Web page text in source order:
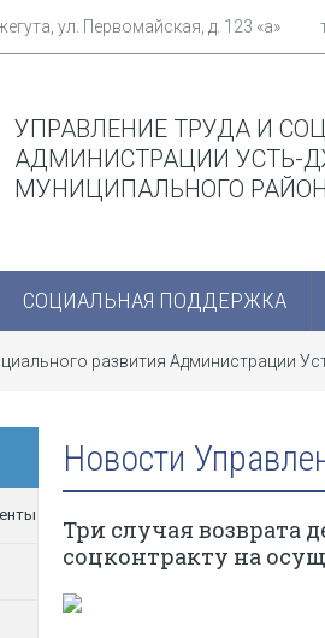
ул. Первомайская, д. 123 «а»
УПРАВЛЕНИЕ ТРУДА И
АДМИНИСТРАЦИИ УСТЬ-
МУНИЦИПАЛЬНОГО
СОЦИАЛЬНАЯ ПОДДЕРЖКА
развития Администрации
Новости
Три случая возврата
соцконтракту на